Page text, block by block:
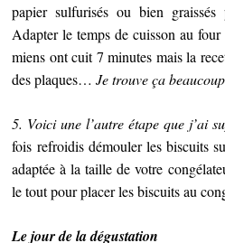
papier sulfurisés ou bien
Adapter le temps de cuisson au
miens ont cuit 7 minutes mais la
des plaques…Je trouve ça
5. Voici une l’autre étape que j’ai
fois refroidis démouler les biscuits
adaptée à la taille de votre
le tout pour placer les biscuits au
Le jour de la dégustation